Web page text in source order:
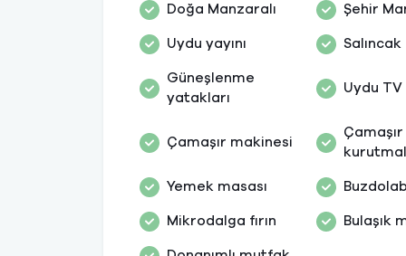
Doğa Manzaralı Şehir
Uydu yayını Salıncak
Güneşlenme
yatakları
Uydu TV
Çamaşır makinesi
Çamaşır
Yemek masası
Mikrodalga fırın Bulaşık